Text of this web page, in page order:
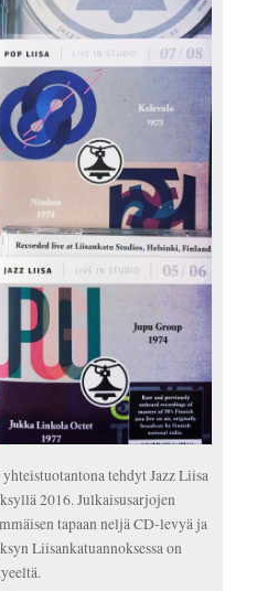
tehdyt Jazz Liisa
2016. Julkaisusarjojen
tapaan neljä CD-levyä ja
Liisankatuannoksessa on